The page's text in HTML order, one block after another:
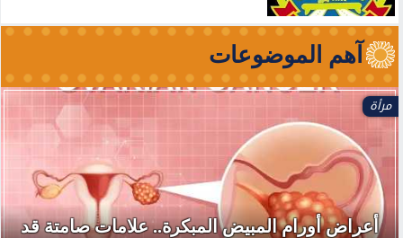
آهم الموضوعات
مرأة
أعراض أورام المبيض المبكرة.. علامات صامتة قد